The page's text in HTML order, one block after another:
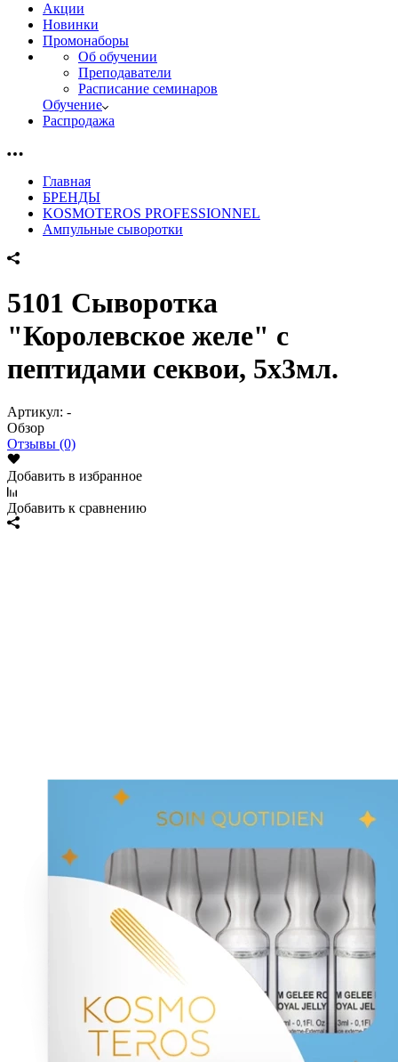
Акции
Новинки
Промонаборы
Об обучении
Преподаватели
Расписание семинаров
Обучение
Распродажа
Главная
БРЕНДЫ
KOSMOTEROS PROFESSIONNEL
Ампульные сыворотки
5101 Сыворотка
"Королевское желе" с
пептидами секвои, 5х3мл.
Артикул: -
Обзор
Отзывы (0)
Добавить в избранное
Добавить к сравнению